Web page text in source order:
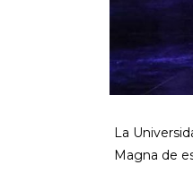
La
Magna de